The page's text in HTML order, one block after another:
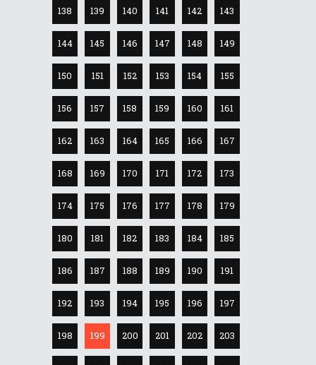
138 139 140 141 142 143
144 145 146 147 148 149
150 151 152 153 154 155
156 157 158 159 160 161
162 163 164 165 166 167
168 169 170 171 172 173
174 175 176 177 178 179
180 181 182 183 184 185
186 187 188 189 190 191
192 193 194 195 196 197
198 199 200 201 202 203